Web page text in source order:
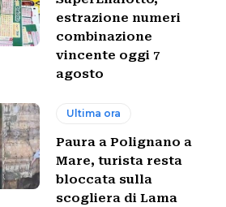
estrazione numeri
combinazione
vincente oggi 7
agosto
Ultima ora
Paura a Polignano a
Mare, turista resta
bloccata sulla
scogliera di Lama